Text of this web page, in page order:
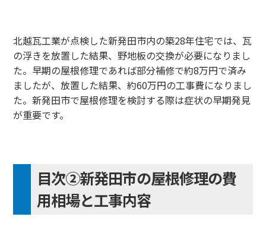
北越瓦工業が点検した新発田市内の築28年住宅では、瓦
の浮きを放置した結果、野地板の交換が必要になりまし
た。早期の屋根修理であれば部分補修で約8万円で済み
ましたが、放置した結果、約60万円の工事費になりまし
た。新発田市で屋根修理を検討する際は症状の早期発見
が重要です。
目次②新発田市の屋根修理の費
用相場と工事内容